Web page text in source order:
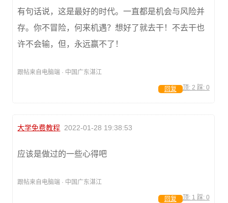
有句话说，这是最好的时代。一直都是机会与风险并
存。你不冒险，何来机遇？想好了就去干！不去干也
许不会输，但，永远赢不了！
跟帖来自电脑端 · 中国广东湛江
顶: 2 踩: 0
回复
大学免费教程 2022-01-28 19:38:53
应该是做过的一些心得吧
跟帖来自电脑端 · 中国广东湛江
顶: 1 踩: 0
回复